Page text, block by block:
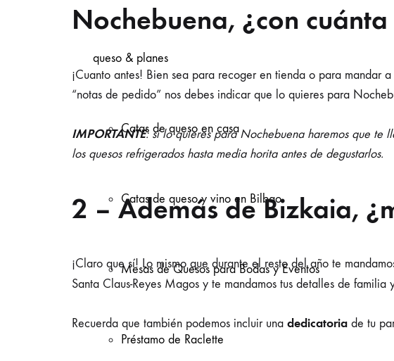
queso & planes
Catas de queso en casa
Catas de queso y vino en Bilbao
Mesas de Quesos para Bodas y Eventos
Préstamo de Raclette
Nochebuena, ¿con
¡Cuanto antes! Bien sea para recoger en tienda o para
“notas de pedido” nos debes indicar que lo quieres para
IMPORTANTE: si lo quieres para Nochebuena haremos que te
los quesos refrigerados hasta media horita antes de degustarlos.
2 – Además de Bizkaia,
¡Claro que sí! Lo mismo que durante el resto del año te
Santa Claus-Reyes Magos y te mandamos tus detalles de familia
Recuerda que también podemos incluir una dedicatoria de tu